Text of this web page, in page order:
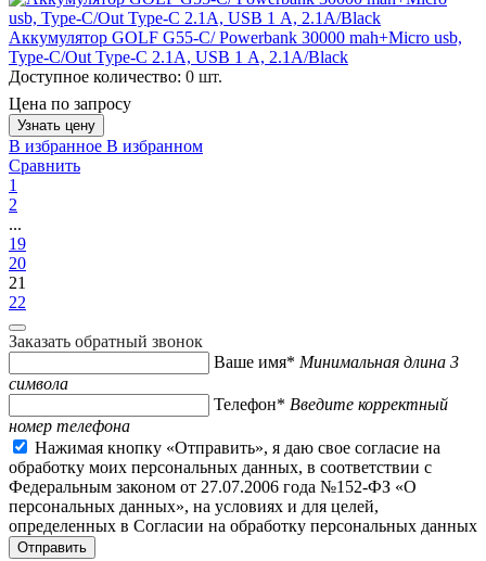
Аккумулятор GOLF G55-C/ Powerbank 30000 mah+Micro usb,
Type-C/Out Type-C 2.1A, USB 1 А, 2.1A/Black
Доступное количество: 0 шт.
Цена по запросу
Узнать цену
В избранное В избранном
Сравнить
1
2
...
19
20
21
22
Заказать обратный звонок
Ваше имя* Минимальная длина 3
символа
Телефон* Введите корректный
номер телефона
Нажимая кнопку «Отправить», я даю свое согласие на
обработку моих персональных данных, в соответствии с
Федеральным законом от 27.07.2006 года №152-ФЗ «О
персональных данных», на условиях и для целей,
определенных в Согласии на обработку персональных данных